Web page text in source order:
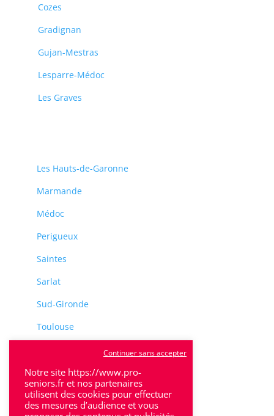
Cozes
Gradignan
Gujan-Mestras
Lesparre-Médoc
Les Graves
Les Hauts-de-Garonne
Marmande
Médoc
Perigueux
Saintes
Sarlat
Sud-Gironde
Toulouse
Villeneuve-Sur-Lot
Notre site https://www.pro-
seniors.fr et nos partenaires
utilisent des cookies pour effectuer
des mesures d’audience et vous
Continuer sans accepter